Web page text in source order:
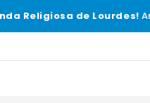
Religiosa de Lourdes!